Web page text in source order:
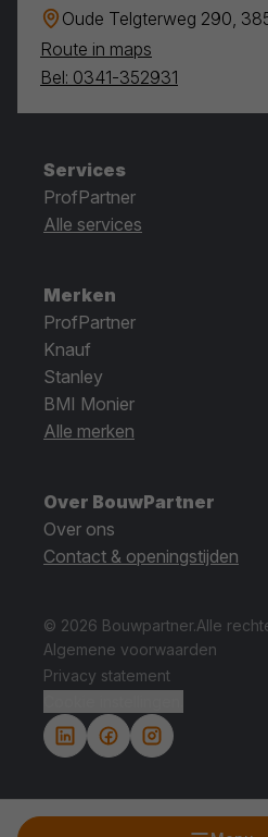
Oude Telgterweg 290,
Route in maps
Bel: 0341-352931
Services
ProfPartner
Alle services
Merken
ProfPartner
Knauf
Stanley
BMI Monier
Alle merken
Over BouwPartner
Over ons
Contact & openingstijden
© 2026 Bouwpartner.Alle
Algemene voorwaarden
Privacy statement